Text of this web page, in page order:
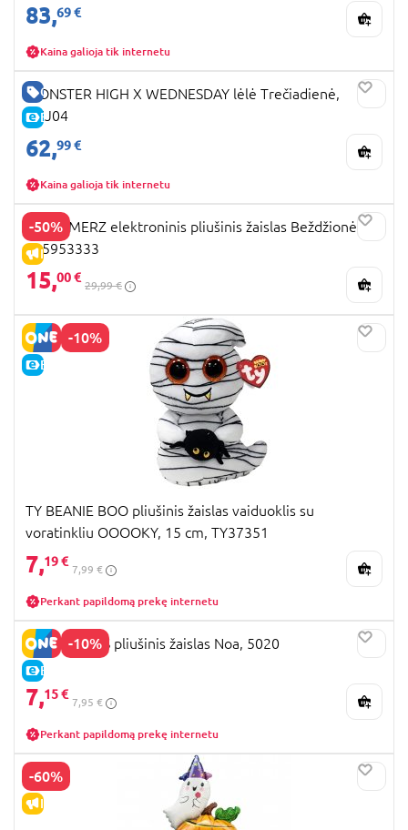
83,69 €
Kaina galioja tik internetu
GERA KAINA
E-KAINA
MONSTER HIGH X WEDNESDAY lėlė Trečiadienė,
HXJ04
62,99 €
Kaina galioja tik internetu
-50%
IŠPARDAVIMAS
SCREAMERZ elektroninis pliušinis žaislas Beždžionė,
105953333
15,00 €
29,99 €
-10%
E-KAINA
TY BEANIE BOO pliušinis žaislas vaiduoklis su
voratinkliu OOOOKY, 15 cm, TY37351
7,19 €
7,99 €
Perkant papildomą prekę internetu
-10%
E-KAINA
BOUNCIBLES pliušinis žaislas Noa, 5020
7,15 €
7,95 €
Perkant papildomą prekę internetu
-60%
IŠPARDAVIMAS